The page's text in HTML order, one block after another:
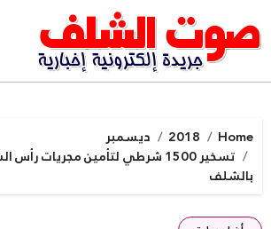
to
content
Home
2018
ديسمبر
تسخير 1500 شرطي لتأمين مجريات
بالشلف